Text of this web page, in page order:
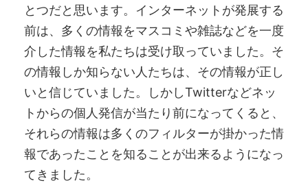
とつだと思います。インターネットが発展する
前は、多くの情報をマスコミや雑誌などを一度
介した情報を私たちは受け取っていました。そ
の情報しか知らない人たちは、その情報が正し
いと信じていました。しかしTwitterなどネッ
トからの個人発信が当たり前になってくると、
それらの情報は多くのフィルターが掛かった情
報であったことを知ることが出来るようになっ
てきました。